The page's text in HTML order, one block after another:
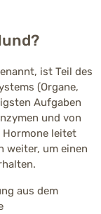
ist Teil des
(Organe,
Aufgaben
und von
Hormone leitet
weiter, um einen
aus dem